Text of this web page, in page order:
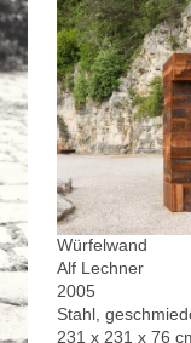
Würfelwand
Alf Lechner
2005
Stahl,
231 x 231 x 76